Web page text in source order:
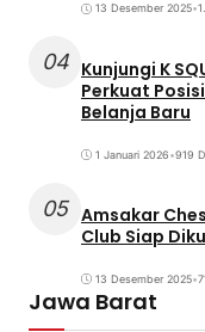
13 Desember 2025•
04 Kunjungi K
Perkuat
Belanja Baru
1 Januari 2026•919
05 Amsakar
Club Siap
13 Desember 2025•
Jawa Barat